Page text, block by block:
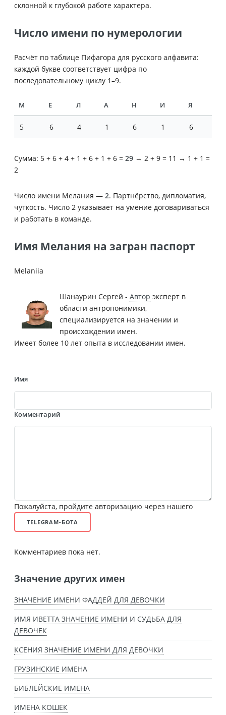
склонной к глубокой работе характера.
Число имени по нумерологии
Расчёт по таблице Пифагора для русского алфавита:
каждой букве соответствует цифра по
последовательному циклу 1–9.
М Е Л А Н И Я
5 6 4 1 6 1 6
Сумма: 5 + 6 + 4 + 1 + 6 + 1 + 6 = 29 → 2 + 9 = 11 → 1 + 1 =
2
Число имени Мелания — 2. Партнёрство, дипломатия,
чуткость. Число 2 указывает на умение договариваться
и работать в команде.
Имя Мелания на загран паспорт
Melaniia
Шанаурин Сергей - Автор эксперт в
области антропонимики,
специализируется на значении и
происхождении имен.
Имеет более 10 лет опыта в исследовании имен.
Имя
Комментарий
Пожалуйста, пройдите авторизацию через нашего
TELEGRAM-БОТА
Комментариев пока нет.
Значение других имен
ЗНАЧЕНИЕ ИМЕНИ ФАДДЕЙ ДЛЯ ДЕВОЧКИ
ИМЯ ИВЕТТА ЗНАЧЕНИЕ ИМЕНИ И СУДЬБА ДЛЯ
ДЕВОЧЕК
КСЕНИЯ ЗНАЧЕНИЕ ИМЕНИ ДЛЯ ДЕВОЧКИ
ГРУЗИНСКИЕ ИМЕНА
БИБЛЕЙСКИЕ ИМЕНА
ИМЕНА КОШЕК